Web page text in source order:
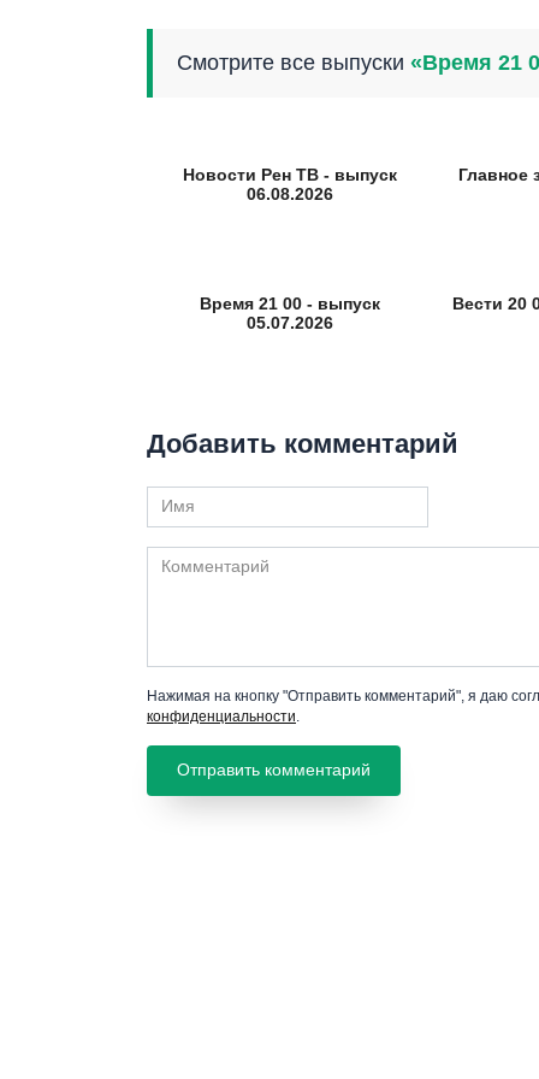
Смотрите все выпуски «Время 21
Новости Рен ТВ - выпуск
06.08.2026
Главное
Время 21 00 - выпуск
05.07.2026
Вести 20
Добавить комментарий
Имя
Комментарий
Нажимая на кнопку "Отправить комментарий", я даю
конфиденциальности